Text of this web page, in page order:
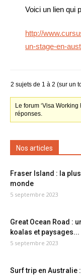
Voici un lien qui
http://
un-stage-en-
2 sujets de 1 à 2 (sur un
Le forum ‘Visa
réponses.
Nos articles
Fraser Island : la
monde
5 septembre 2023
Great Ocean Road :
koalas et paysages...
5 septembre 2023
Surf trip en Australie